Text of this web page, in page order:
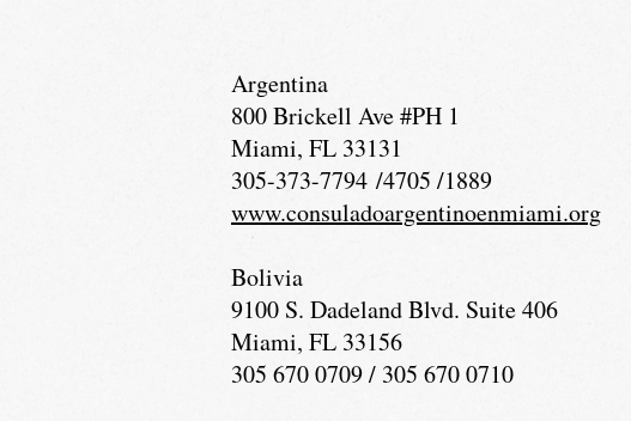
Argentina
800 Brickell Ave #PH 1
Miami, FL 33131
305-373-7794 /4705 /1889
www.consuladoargentinoenmiami.org
Bolivia
9100 S. Dadeland Blvd. Suite 406
Miami, FL 33156
305 670 0709 / 305 670 0710